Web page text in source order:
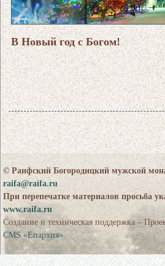
В Новый год с Богом!
© Раифский Богородицкий мужской
raifa@raifa.ru
При перепечатке материалов просьба
www.raifa.ru
Создание и техническая поддержка –
CMS «Епархия»